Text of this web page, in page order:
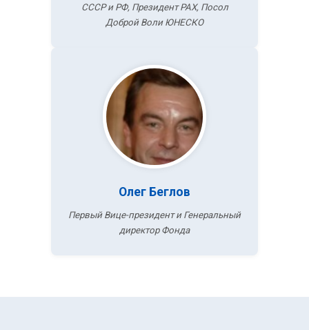
СССР и РФ, Президент РАХ, Посол
Доброй Воли ЮНЕСКО
Олег Беглов
Первый Вице-президент и Генеральный
директор Фонда